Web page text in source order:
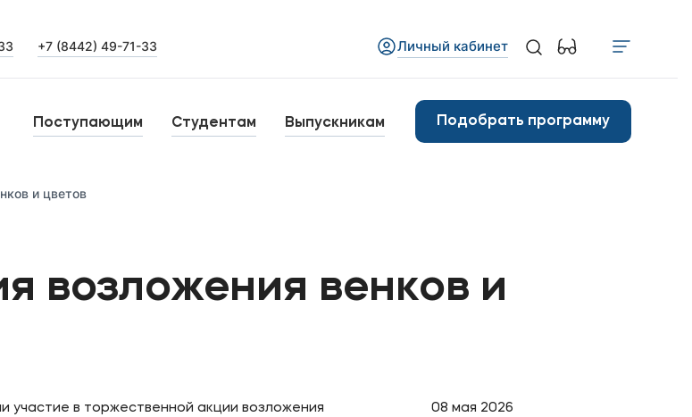
+7 (8442) 49-71-33 Личный кабинет
Поступающим Студентам Выпускникам Подобрать программу
Карьера
и цветов
возложения венков и
08 мая 2026
в торжественной акции возложения